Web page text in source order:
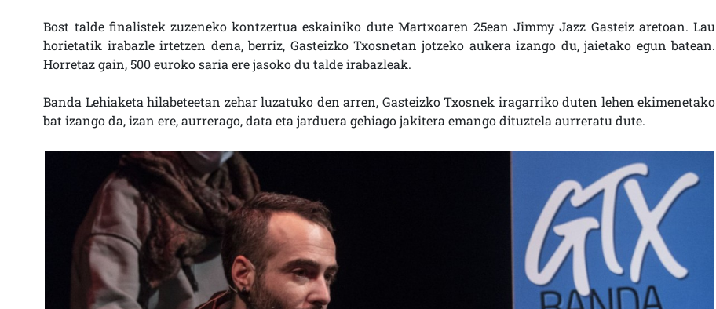
Bost talde finalistek zuzeneko kontzertua eskainiko dute Martxoaren 25ean Jimmy Jazz Gasteiz aretoan. Lau
horietatik irabazle irtetzen dena, berriz, Gasteizko Txosnetan jotzeko aukera izango du, jaietako egun batean.
Horretaz gain, 500 euroko saria ere jasoko du talde irabazleak.
Banda Lehiaketa hilabeteetan zehar luzatuko den arren, Gasteizko Txosnek iragarriko duten lehen ekimenetako
bat izango da, izan ere, aurrerago, data eta jarduera gehiago jakitera emango dituztela aurreratu dute.